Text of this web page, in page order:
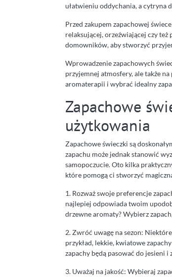
ułatwieniu oddychania, a cytryna
Przed zakupem zapachowej
relaksującej, orzeźwiającej czy
domowników, aby stworzyć
Wprowadzenie zapachowych
przyjemnej atmosfery, ale także
aromaterapii i wybrać idealny
Zapachowe
użytkowania
Zapachowe świeczki są
zapachu może jednak stanowić
samopoczucie. Oto kilka
które pomogą ci stworzyć
1. Rozważ swoje preferencje
najlepiej odpowiada twoim
drzewne aromaty? Wybierz
2. Zwróć uwagę na sezon:
przykład, lekkie, kwiatowe
zapachy będą pasować do jesieni i
3. Uważaj na jakość: Wybieraj